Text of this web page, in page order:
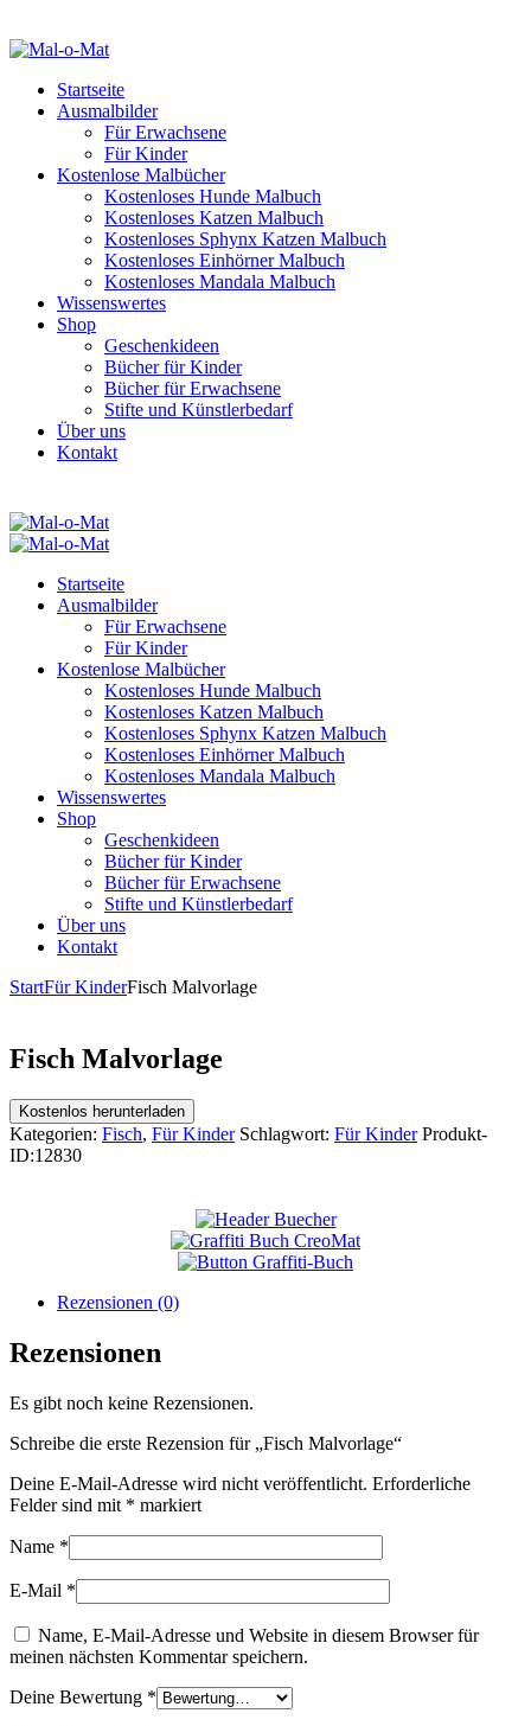
Startseite
Ausmalbilder
Für Erwachsene
Für Kinder
Kostenlose Malbücher
Kostenloses Hunde Malbuch
Kostenloses Katzen Malbuch
Kostenloses Sphynx Katzen Malbuch
Kostenloses Einhörner Malbuch
Kostenloses Mandala Malbuch
Wissenswertes
Shop
Geschenkideen
Bücher für Kinder
Bücher für Erwachsene
Stifte und Künstlerbedarf
Über uns
Kontakt
Startseite
Ausmalbilder
Für Erwachsene
Für Kinder
Kostenlose Malbücher
Kostenloses Hunde Malbuch
Kostenloses Katzen Malbuch
Kostenloses Sphynx Katzen Malbuch
Kostenloses Einhörner Malbuch
Kostenloses Mandala Malbuch
Wissenswertes
Shop
Geschenkideen
Bücher für Kinder
Bücher für Erwachsene
Stifte und Künstlerbedarf
Über uns
Kontakt
StartFür KinderFisch Malvorlage
Fisch Malvorlage
Kostenlos herunterladen
Kategorien: Fisch, Für Kinder Schlagwort: Für Kinder Produkt-
ID:12830
Rezensionen (0)
Rezensionen
Es gibt noch keine Rezensionen.
Schreibe die erste Rezension für „Fisch Malvorlage“
Deine E-Mail-Adresse wird nicht veröffentlicht. Erforderliche
Felder sind mit * markiert
Name *
E-Mail *
Name, E-Mail-Adresse und Website in diesem Browser für
meinen nächsten Kommentar speichern.
Deine Bewertung *